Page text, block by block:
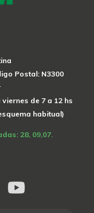
Postal: N3300
de 7 a 12 hs
habitual)
28, 09,07.